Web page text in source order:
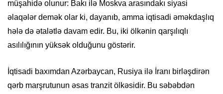
müşahidə olunur: Bakı ilə Moskva arasındakı siyasi
əlaqələr demək olar ki, dayanıb, amma iqtisadi əməkdaşlıq
hələ də ətalətlə davam edir. Bu, iki ölkənin qarşılıqlı
asılılığının yüksək olduğunu göstərir.
İqtisadi baxımdan Azərbaycan, Rusiya ilə İranı birləşdirən
qərb marşrutunun əsas tranzit ölkəsidir. Bu səbəbdən